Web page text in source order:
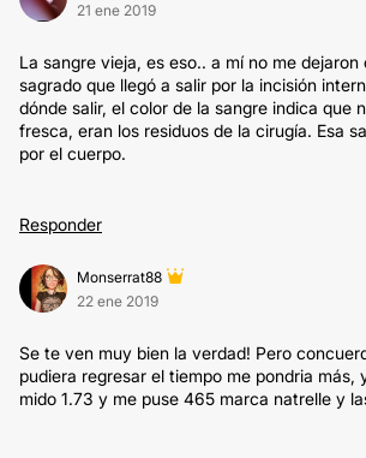
21 ene 2019
La sangre vieja, es eso.. a mí no me dejaron
sagrado que llegó a salir por la incisión
dónde salir, el color de la sangre indica que
fresca, eran los residuos de la cirugía. Esa
por el cuerpo.
Responder
Monserrat88
22 ene 2019
Se te ven muy bien la verdad! Pero
pudiera regresar el tiempo me pondria más,
mido 1.73 y me puse 465 marca natrelle y